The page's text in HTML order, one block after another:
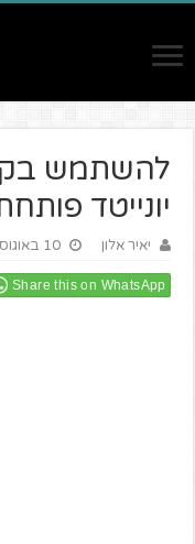
להשתמש
יונייטד
יאיר אלון 10 באוגוסט 2018
Share this on WhatsApp